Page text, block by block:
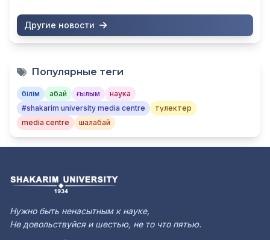
Другие новости
Популярные теги
білім абай ғылым
наука
#shakarim university media centre
түлектер
media centre
шалабай
Нужно быть ненасытным к науке,
Не довольствуйся и шестью, не то что пятью.